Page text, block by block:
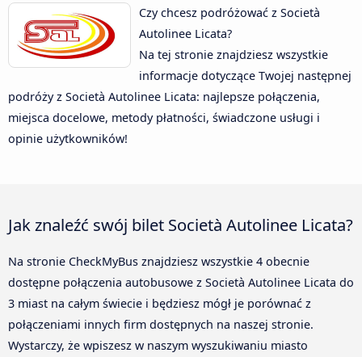
Czy chcesz podróżować z Società
Autolinee Licata?
Na tej stronie znajdziesz wszystkie
informacje dotyczące Twojej następnej
podróży z Società Autolinee Licata: najlepsze połączenia,
miejsca docelowe, metody płatności, świadczone usługi i
opinie użytkowników!
Jak znaleźć swój bilet Società Autolinee Licata?
Na stronie CheckMyBus znajdziesz wszystkie 4 obecnie
dostępne połączenia autobusowe z Società Autolinee Licata do
3 miast na całym świecie i będziesz mógł je porównać z
połączeniami innych firm dostępnych na naszej stronie.
Wystarczy, że wpiszesz w naszym wyszukiwaniu miasto